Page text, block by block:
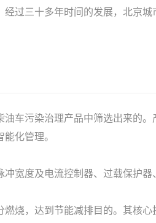
过三十多年时间的发展，北京
车污染治理产品中筛选出来的
化管理。
宽度及电流控制器、过载保护器
烧，达到节能减排目的。其核